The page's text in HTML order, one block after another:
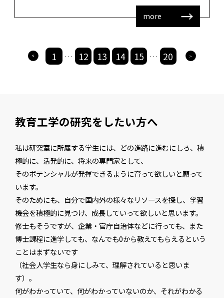
more
> 1 ・・・ 12 13 14 15 ・・・ 20 >
教育工学の研究をしたい方へ
私は研究室に所属する学生には、どの進路に進むにしろ、積
極的に、活発的に、将来の専門家として、
そのポテンシャルが発揮できるように育って欲しいと願って
います。
そのためにも、自分で国内外の様々なリソースを探し、学習
機会を積極的に見つけ、成長していって欲しいと思います。
修士もそうですが、企業・官庁自治体などに行っても、また
博士課程に進学しても、なんでも0から教えてもらえるという
ことはまずないです
（社会人学生なら身にしみて、理解されていると思いま
す）。
何がわかっていて、何がわかっていないのか、それがわかる